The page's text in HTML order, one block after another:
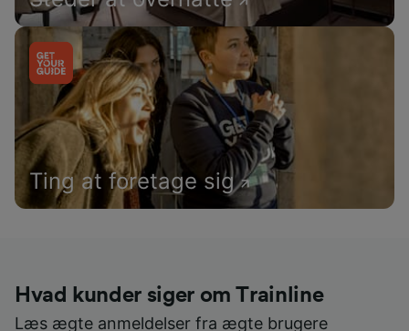
Ting at foretage sig
Hvad kunder siger om Trainline
Læs ægte anmeldelser fra ægte brugere